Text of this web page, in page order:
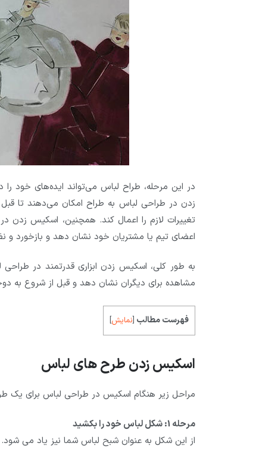
در این مرحله، طراح لباس می‌تواند ایده‌های خود
زدن در طراحی لباس به طراح امکان می‌دهند تا
تغییرات لازم را اعمال کند. همچنین، اسکیس زدن
اعضای تیم یا مشتریان خود نشان دهد و بازخورد و
به طور کلی، اسکیس زدن ابزاری قدرتمند در
مشاهده برای دیگران نشان دهد و قبل از شروع به
فهرست مطالب [نمایش]
اسکیس زدن طرح های لباس
مراحل زیر هنگام اسکیس در طراحی لباس برای یک
مرحله 1: شکل لباس خود را بکشید
از این شکل به عنوان شبح لباس شما نیز یاد می